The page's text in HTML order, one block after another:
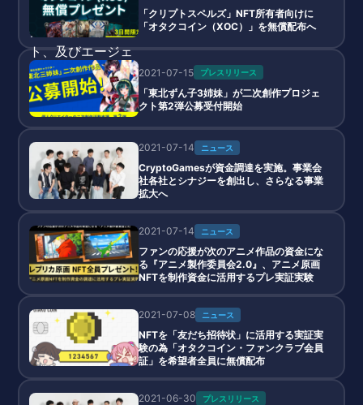
「クリプトスペルズ」NFT所有者向けに
「オタクコイン（XOC）」を無償配布へ
2021-07-15 プレスリリース
「東北ずん子3姉妹」が二次創作プロジェ
クト第2弾公募受付開始
2021-07-14 ニュース
CryptoGamesが資金調達を実施。事業会
社各社とシナジーを創出し、さらなる事業
拡大へ
2021-07-14 ニュース
ファンの応援が次のアニメ作品の資金にな
る『アニメ製作委員会2.0』、アニメ原画
NFTを制作資金に活用するプレ実証実験
2021-07-08 ニュース
NFTを「友だち招待状」に活用する実証実
験の為「オタクコイン・ファンクラブ会員
証」を希望者全員に無償配布
2021-06-30 プレスリリース